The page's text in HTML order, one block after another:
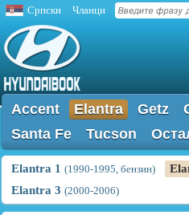
Српски Чланци
Accent Elantra Getz
Santa Fe
Tucson
Elantra 1 (1990-1995, бензин)
Elantra 3 (2000-2006)